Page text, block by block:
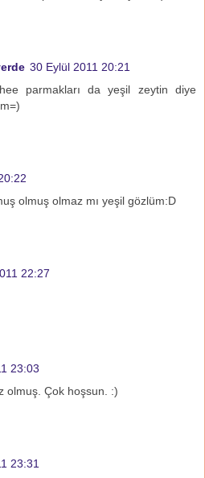
30 Eylül 2011 20:21
parmakları da yeşil zeytin diye
olmuş olmaz mı yeşil gözlüm:D
22:27
23:03
olmuş. Çok hoşsun. :)
23:31